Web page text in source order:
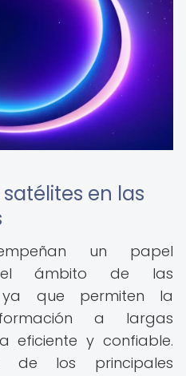
en las
un papel
el ámbito de las
ya que permiten la
a largas
eficiente y confiable.
de los principales